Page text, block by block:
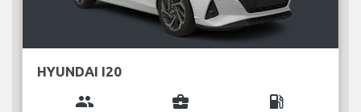
HYUNDAI I20
group business_center local_gas_station